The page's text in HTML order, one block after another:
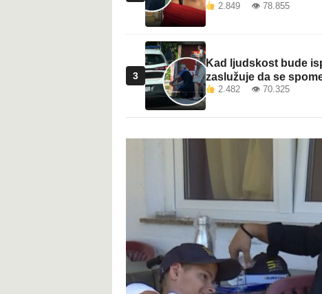
2.849 👁 78.855
3
Kad ljudskost bude
zaslužuje da se
2.482 👁 70.325